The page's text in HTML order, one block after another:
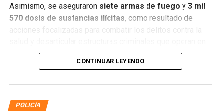
Asimismo, se aseguraron siete armas de fuego y 3 mil
570 dosis de sustancias ilícitas, como resultado de
acciones focalizadas para combatir los delitos contra la
distintos municipios.
CONTINUAR LEYENDO
POLICÍA